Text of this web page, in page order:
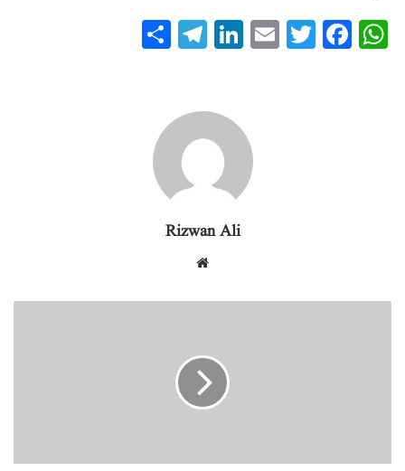
W
ha
Fa
ce
T
wi
E
m
Li
nk
In
T
el
ra
m
Rizwan Ali